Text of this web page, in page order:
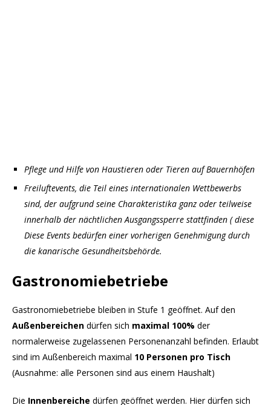
Pflege und Hilfe von Haustieren oder Tieren auf Bauernhöfen
Freiluftevents, die Teil eines internationalen Wettbewerbs
sind, der aufgrund seine Charakteristika ganz oder teilweise
innerhalb der nächtlichen Ausgangssperre stattfinden ( diese
Diese Events bedürfen einer vorherigen Genehmigung durch
die kanarische Gesundheitsbehörde.
Gastronomiebetriebe
Gastronomiebetriebe bleiben in Stufe 1 geöffnet. Auf den
Außenbereichen dürfen sich maximal 100% der
normalerweise zugelassenen Personenanzahl befinden. Erlaubt
sind im Außenbereich maximal 10 Personen pro Tisch
(Ausnahme: alle Personen sind aus einem Haushalt)
Die Innenbereiche dürfen geöffnet werden. Hier dürfen sich